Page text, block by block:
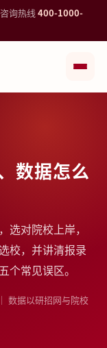
询热线400-1000-
数据怎么
选对院校上岸，
校，并讲清报录
个常见误区。
数据以研招网与院校